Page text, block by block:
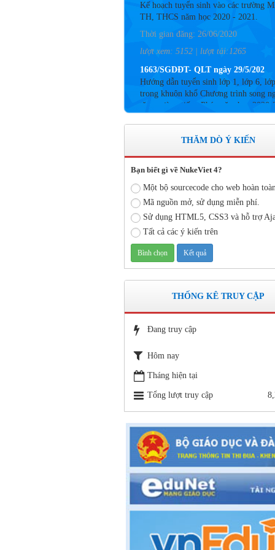
Thời gian đăng: 26/06/2020
lượt xem: 5152 | lượt tải:1265
1663/SGDĐT- QLT ngày 29/5/202
Hướng dẫn tuyển sinh lớp 1, lớp 6, lớp
trong khuôn khổ Chương trình song
tăng cường tiếng Pháp năm học 2020-
lượt xem: 4183 | lượt tải:757
Số: 05 /KHCM - THVY NGÀY 10/9&
KẾ HOẠCH BỒI DƯỠNG VÀ PHÁT
TRIỂN ĐỘI NGŨ NĂM HỌC 2019-
Thời gian đăng: 11/06/2020
lượt xem: 8574 | lượt tải:2796
Số: 03 /KH-THVY ngày 17/9�
KẾ HOẠCH CÔNG TÁC KIỂM TRA
BỘ NĂM HỌC 2019– 2020
Thời gian đăng: 11/06/2020
Số: 15 /QĐ-THVY ngày 10/9&#
trường
Số 142/ KH-BCĐ ngày 12/6/2020
Kế hoạch tuyển sinh vào các trường
TH, THCS năm học 2020 - 2021.
Thời gian đăng: 26/06/2020
lượt xem: 5152 | lượt tải:1265
1663/SGDĐT- QLT ngày 29/5/202
Hướng dẫn tuyển sinh lớp 1, lớp 6,
trong khuôn khổ Chương trình song
tăng cường tiếng Pháp năm học 2020-
lượt xem: 4183 | lượt tải:757
THĂM DÒ Ý KIẾN
Bạn biết gì về NukeViet 4?
Một bộ sourcecode cho web hoàn
Mã nguồn mở, sử dụng miễn phí.
Sử dụng HTML5, CSS3 và hỗ trợ
Tất cả các ý kiến trên
THỐNG KÊ TRUY CẬP
Đang truy cập
Hôm nay
Tháng hiện tại
Tổng lượt truy cập